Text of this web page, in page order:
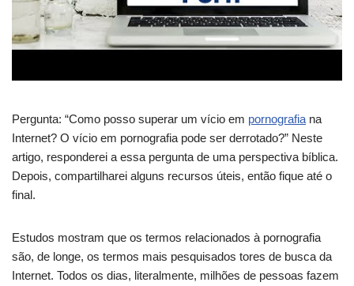
Pergunta: “Como posso superar um vício em pornografia na
Internet? O vício em pornografia pode ser derrotado?” Neste
artigo, responderei a essa pergunta de uma perspectiva bíblica.
Depois, compartilharei alguns recursos úteis, então fique até o
final.
Estudos mostram que os termos relacionados à pornografia
são, de longe, os termos mais pesquisados tores de busca da
Internet. Todos os dias, literalmente, milhões de pessoas fazem